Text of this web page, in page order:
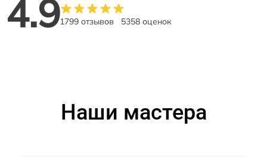
4.91799 отзывов 5358 оценок
Наши мастера